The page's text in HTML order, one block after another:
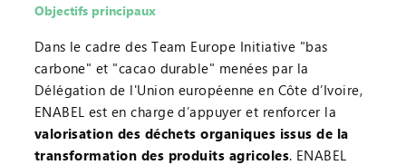
Objectifs principaux
Dans le cadre des Team Europe Initiative "bas
carbone" et "cacao durable" menées par la
Délégation de l'Union européenne en Côte d’Ivoire,
ENABEL est en charge d’appuyer et renforcer la
valorisation des déchets organiques issus de la
transformation des produits agricoles. ENABEL